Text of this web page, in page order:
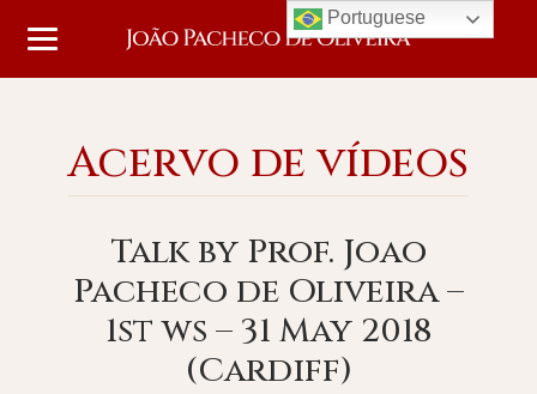
Acervo de vídeos
Talk by Prof. Joao
Pacheco de Oliveira –
1st ws – 31 May 2018
(Cardiff)
Portuguese